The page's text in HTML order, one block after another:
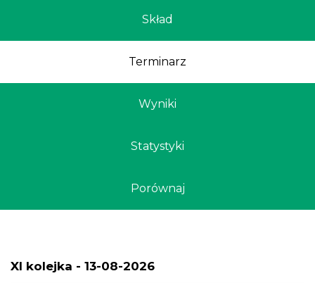
Skład
Terminarz
Wyniki
Statystyki
Porównaj
XI kolejka - 13-08-2026